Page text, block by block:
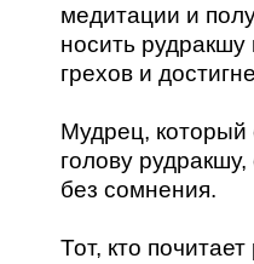
медитации и
носить
грехов и
Мудрец,
голову
без сомнения.
Тот, кто